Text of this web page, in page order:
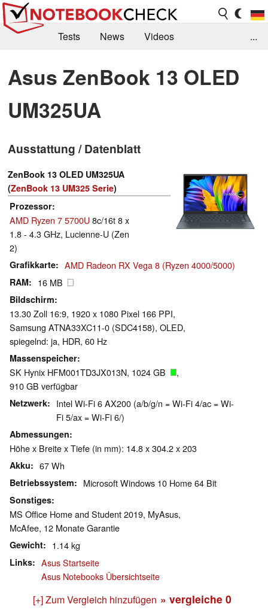
Tests News
Videos
Kaufberatung
Deals Suche
Jobs
Forum
...
Asus ZenBook 13 OLED
UM325UA
Ausstattung / Datenblatt
ZenBook 13 OLED UM325UA
(ZenBook 13 UM325 Serie)
Prozessor
AMD Ryzen 7 5700U8c/16t 8 x
1.8 - 4.3 GHz, Lucienne-U (Zen
2)
Grafikkarte AMD Radeon RX Vega 8 (Ryzen 4000/5000)
RAM 16 MB
Bildschirm
13.30 Zoll 16:9, 1920 x 1080 Pixel 166 PPI,
Samsung ATNA33XC11-0 (SDC4158), OLED,
spiegelnd: ja, HDR, 60 Hz
Massenspeicher
SK Hynix HFM001TD3JX013N, 1024 GB
,
910 GB verfügbar
Netzwerk
Intel Wi-Fi 6 AX200 (a/b/g/n = Wi-Fi 4/ac = Wi-
Fi 5/ax = Wi-Fi 6/)
Abmessungen
Höhe x Breite x Tiefe (in mm): 14.8 x 304.2 x 203
Akku 67 Wh
Betriebssystem Microsoft Windows 10 Home 64 Bit
Sonstiges
MS Office Home and Student 2019, MyAsus,
McAfee, 12 Monate Garantie
Gewicht 1.14 kg
Links
Asus Startseite
Asus Notebooks Übersichtseite
[+] Zum Vergleich hinzufügen » vergleiche 0